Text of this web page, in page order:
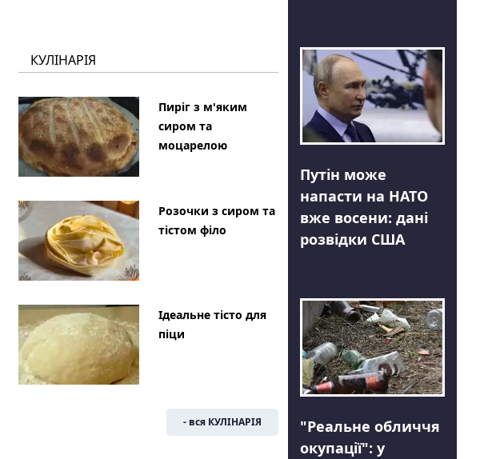
КУЛІНАРІЯ
Пиріг з м'яким
сиром та
моцарелою
Розочки з сиром та
тістом філо
Ідеальне тісто для
піци
- вся КУЛІНАРІЯ
Путін може
напасти на НАТО
вже восени: дані
розвідки США
"Реальне обличчя
окупації": у